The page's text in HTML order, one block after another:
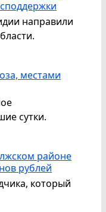
направили
местами
сутки.
районе
рублей
который